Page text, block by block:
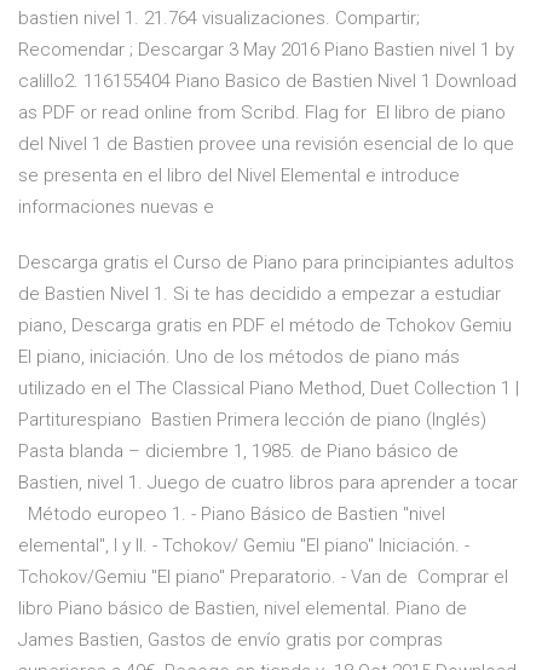
bastien nivel 1. 21.764 visualizaciones. Compartir;
Recomendar ; Descargar 3 May 2016 Piano Bastien nivel 1 by
calillo2. 116155404 Piano Basico de Bastien Nivel 1 Download
as PDF or read online from Scribd. Flag for El libro de piano
del Nivel 1 de Bastien provee una revisión esencial de lo que
se presenta en el libro del Nivel Elemental e introduce
informaciones nuevas e
Descarga gratis el Curso de Piano para principiantes adultos
de Bastien Nivel 1. Si te has decidido a empezar a estudiar
piano, Descarga gratis en PDF el método de Tchokov Gemiu
El piano, iniciación. Uno de los métodos de piano más
utilizado en el The Classical Piano Method, Duet Collection 1 |
Partiturespiano Bastien Primera lección de piano (Inglés)
Pasta blanda – diciembre 1, 1985. de Piano básico de
Bastien, nivel 1. Juego de cuatro libros para aprender a tocar
Método europeo 1. - Piano Básico de Bastien "nivel
elemental", I y II. - Tchokov/ Gemiu "El piano" Iniciación. -
Tchokov/Gemiu "El piano" Preparatorio. - Van de Comprar el
libro Piano básico de Bastien, nivel elemental. Piano de
James Bastien, Gastos de envío gratis por compras